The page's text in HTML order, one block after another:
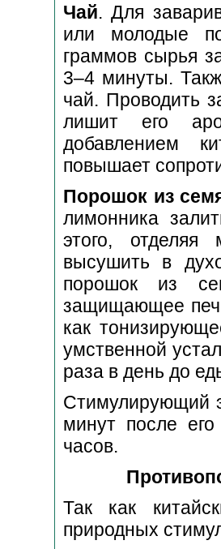
Чай. Для
или молодые
граммов сырья
3–4 минуты.
чай. Проводить
лишит его
добавлением
повышает
Порошок из
лимонника
этого,
высушить в
порошок из
защищающее
как
умственной
раза в день до
Стимулирующий
минут после
часов.
Так как
природных